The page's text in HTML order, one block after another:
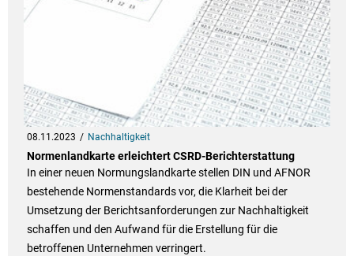
08.11.2023 Nachhaltigkeit
Normenlandkarte erleichtert CSRD-Berichterstattung
In einer neuen Normungslandkarte stellen DIN und AFNOR
bestehende Normenstandards vor, die Klarheit bei der
Umsetzung der Berichtsanforderungen zur Nachhaltigkeit
schaffen und den Aufwand für die Erstellung für die
betroffenen Unternehmen verringert.